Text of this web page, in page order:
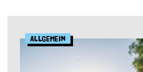
Allgemein